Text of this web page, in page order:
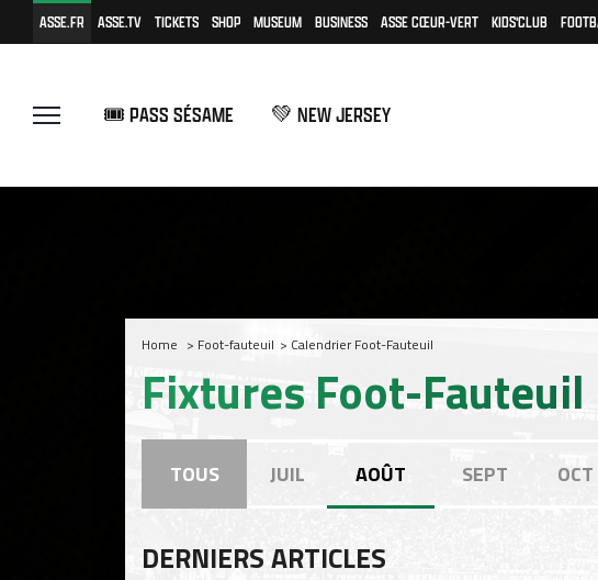
ASSE.FR ASSE.TV TICKETS SHOP MUSEUM BUSINESS ASSE CŒUR-VERT KIDS'CLUB
🎟️ PASS SÉSAME 💚 NEW JERSEY
Home > Foot-fauteuil > Calendrier Foot-Fauteuil
Fixtures Foot-Fauteuil
TOUS JUIL AOÛT SEPT OCT
DERNIERS ARTICLES